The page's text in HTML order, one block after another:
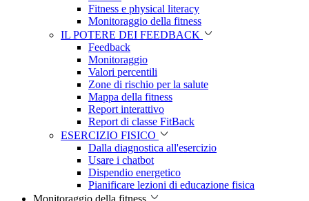
Fitness e physical literacy
Monitoraggio della fitness
IL POTERE DEI FEEDBACK
Feedback
Monitoraggio
Valori percentili
Zone di rischio per la salute
Mappa della fitness
Report interattivo
Report di classe FitBack
ESERCIZIO FISICO
Dalla diagnostica all'esercizio
Usare i chatbot
Dispendio energetico
Pianificare lezioni di educazione fisica
Monitoraggio della fitness